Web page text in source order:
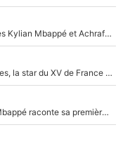
Loin du Real Madrid et du PSG, les inséparables Kylian Mbappé et Achraf Hakimi changent d'équipe le temps d'une journée !
Antoine Dupont en deuil : Pendant ses vacances, la star du XV de France a perdu sa grand-mère
«Je ne sais pas pourquoi j’ai dit ça...» : Kylian Mbappé raconte sa première rencontre avec Zinédine Zidane (et c’est très drôle)